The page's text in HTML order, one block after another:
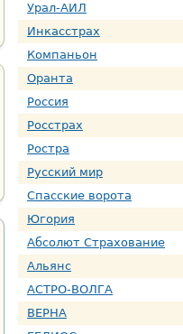
Урал-АИЛ
Инкасстрах
Компаньон
Оранта
Россия
Росстрах
Ростра
Русский мир
Спасские ворота
Югория
Абсолют Страхование
Альянс
АСТРО-ВОЛГА
ВЕРНА